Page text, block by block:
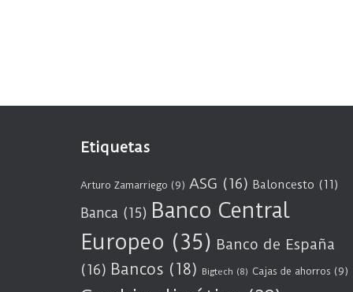
Etiquetas
Arturo Zamarriego (9) ASG (16) Baloncesto (11)
Banca (15) Banco Central
Europeo (35) Banco de España
(16) Bancos (18) Bigtech (8) Cajas de ahorros (9)